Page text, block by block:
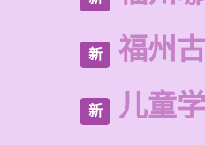
新 福州
新 儿童